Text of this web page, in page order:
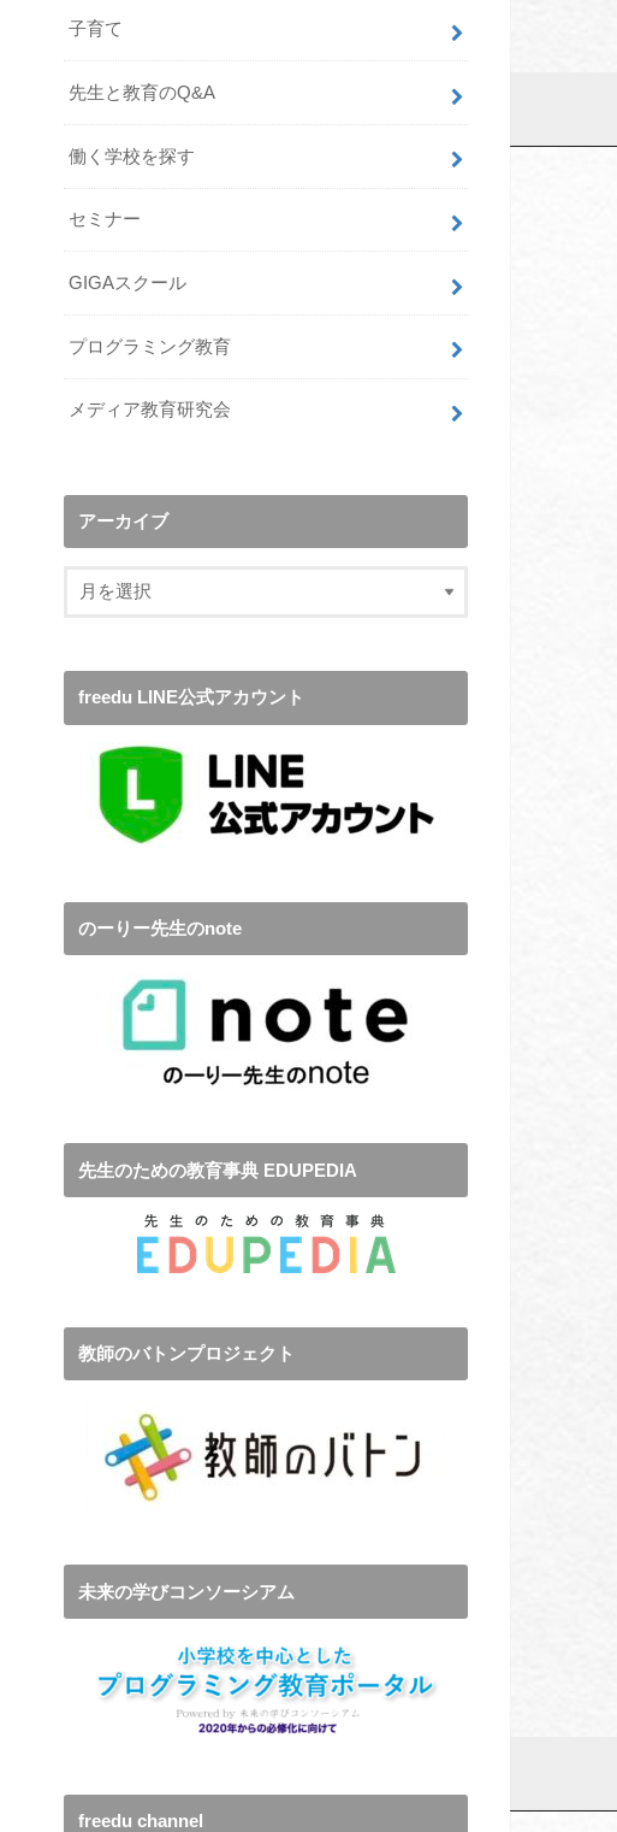
子育て
先生と教育のQ&A
働く学校を探す
セミナー
GIGAスクール
プログラミング教育
メディア教育研究会
アーカイブ
freedu LINE公式アカウント
のーりー先生のnote
先生のための教育事典 EDUPEDIA
教師のバトンプロジェクト
未来の学びコンソーシアム
freedu channel